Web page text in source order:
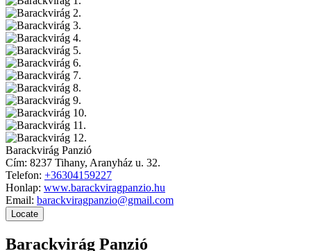
Barackvirág Panzió
Cím: 8237 Tihany, Aranyház u. 32.
Telefon: +36304159227
Honlap: www.barackviragpanzio.hu
Email: barackviragpanzio@gmail.com
Locate
Barackvirág Panzió